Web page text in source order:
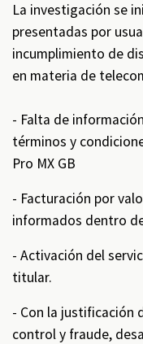
La investigación se
presentadas por
incumplimiento de
en materia de
- Falta de
términos y
Pro MX GB
- Facturación por
informados dentro
- Activación del
titular.
- Con la justificación
control y fraude,